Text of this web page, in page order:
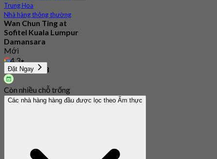
Trung Hoa
Nhà hàng thông thường
Wan Chun Ting at
Sofitel Kuala Lumpur
Damansara
Mới
4.3
TừRM 69.33
Đặt Ngay
Còn nhiều chỗ trống
Các nhà hàng hàng đầu được lọc theo Ẩm thực